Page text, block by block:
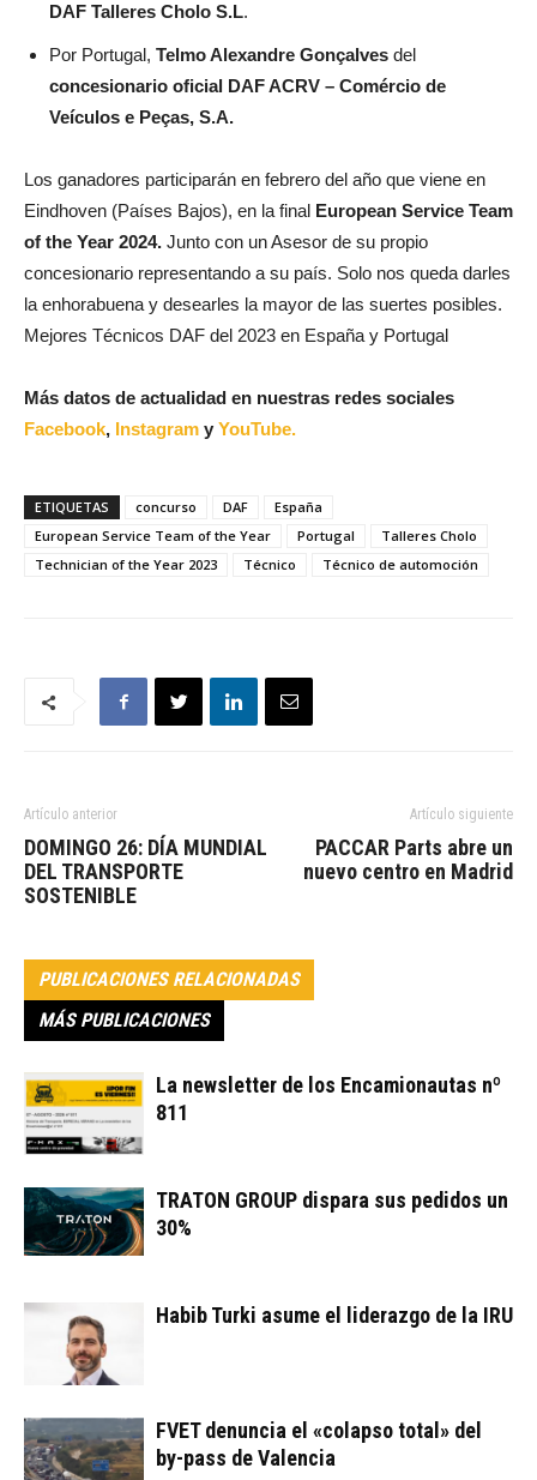
DAF Talleres Cholo S.L.
Por Portugal, Telmo Alexandre Gonçalves del
concesionario oficial DAF ACRV – Comércio de
Veículos e Peças, S.A.
Los ganadores participarán en febrero del año que viene en
Eindhoven (Países Bajos), en la final European Service Team
of the Year 2024. Junto con un Asesor de su propio
concesionario representando a su país. Solo nos queda darles
la enhorabuena y desearles la mayor de las suertes posibles.
Mejores Técnicos DAF del 2023 en España y Portugal
Más datos de actualidad en nuestras redes sociales
Facebook, Instagram y YouTube.
ETIQUETAS concurso DAF
España
European Service Team of the Year
Portugal
Talleres Cholo
Technician of the Year 2023
Técnico Técnico de automoción
Artículo anterior
DOMINGO 26: DÍA MUNDIAL
DEL TRANSPORTE
SOSTENIBLE
Artículo siguiente
PACCAR Parts abre un
nuevo centro en Madrid
PUBLICACIONES RELACIONADAS
MÁS PUBLICACIONES
La newsletter de los Encamionautas nº
811
TRATON GROUP dispara sus pedidos un
30%
Habib Turki asume el liderazgo de la IRU
FVET denuncia el «colapso total» del
by-pass de Valencia